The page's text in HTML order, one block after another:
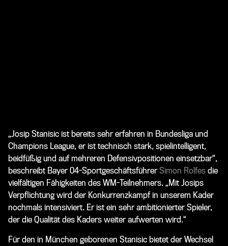
„Josip Stanisic ist bereits sehr erfahren in Bundesliga und
Champions League, er ist technisch stark, spielintelligent,
beidfüßig und auf mehreren Defensivpositionen einsetzbar“,
beschreibt Bayer 04-SportgeschäftsführerSimon Rolfes die
vielfältigen Fähigkeiten des WM-Teilnehmers. „Mit Josips
Verpflichtung wird der Konkurrenzkampf in unserem Kader
nochmals intensiviert. Er ist ein sehr ambitionierter Spieler,
der die Qualität des Kaders weiter aufwerten wird.“
Für den in München geborenen Stanisic bietet der Wechsel